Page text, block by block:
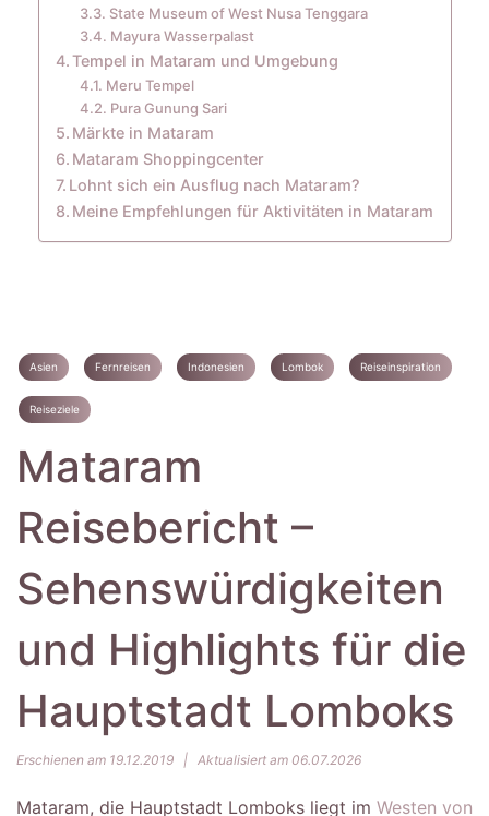
State Museum of West Nusa Tenggara
Mayura Wasserpalast
Tempel in Mataram und Umgebung
Meru Tempel
Pura Gunung Sari
Märkte in Mataram
Mataram Shoppingcenter
Lohnt sich ein Ausflug nach Mataram?
Meine Empfehlungen für Aktivitäten in Mataram
Asien Fernreisen Indonesien Lombok Reiseinspiration
Reiseziele
Mataram
Reisebericht –
Sehenswürdigkeiten
und Highlights für die
Hauptstadt Lomboks
Erschienen am 19.12.2019 | Aktualisiert am 06.07.2026
Mataram, die Hauptstadt Lomboks liegt im Westen von